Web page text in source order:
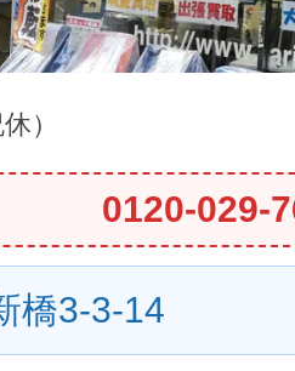
）
0120-029-
橋3-3-14